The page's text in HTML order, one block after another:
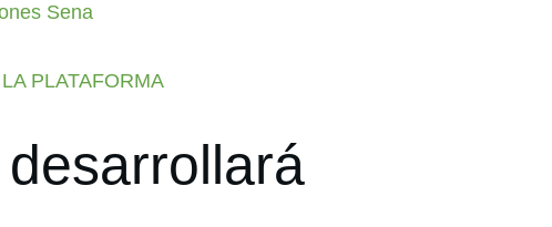
Sena
PLATAFORMA